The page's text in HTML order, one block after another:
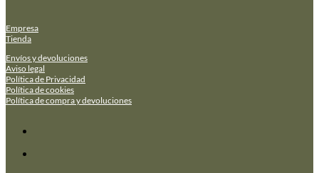
Empresa
Tienda
Envíos y devoluciones
Aviso legal
Política de Privacidad
Política de cookies
Política de compra y devoluciones